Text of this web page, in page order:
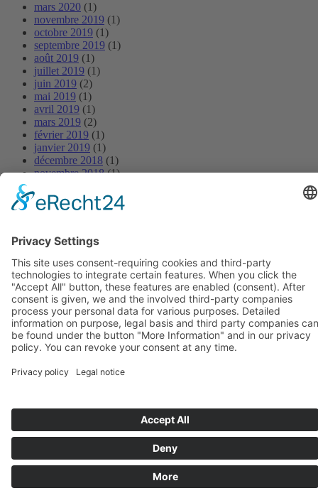
mars 2020 (1)
novembre 2019 (1)
octobre 2019 (1)
septembre 2019 (1)
août 2019 (1)
juillet 2019 (1)
juin 2019 (2)
mai 2019 (1)
avril 2019 (1)
mars 2019 (2)
février 2019 (1)
janvier 2019 (1)
décembre 2018 (1)
novembre 2018(1)
septembre 2018(1)
août 2018(1)
juin 2018(1)
mai 2018
(1)
avril 2018(1)
mars 2018(1)
février 2018(1)
janvier 2018 (1)
Systèmes d’assise de BIOSWING
Systèmes thérapeutiques de BIOSWING
Systèmes d’entraînement de BIOSWING
Mentions légales